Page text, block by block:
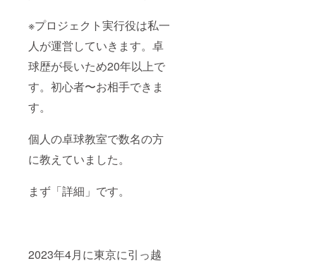
※プロジェクト実行役は私一
人が運営していきます。卓
球歴が長いため20年以上で
す。初心者〜お相手できま
す。
個人の卓球教室で数名の方
に教えていました。
まず「詳細」です。
2023年4月に東京に引っ越